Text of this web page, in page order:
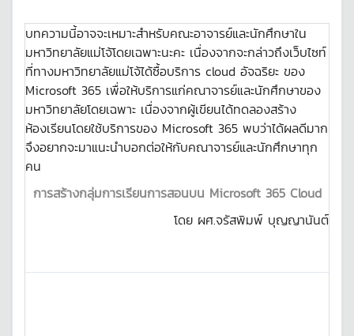
บทความนี้อาจจะเหมาะสำหรับคณะอาจารย์และนักศึกษาใน
มหาวิทยาลัยแม่โจ้โดยเฉพาะนะคะ เนื่องจากจะกล่าวถึงเว็บไซท์
ที่ทางมหาวิทยาลัยแม่โจ้ได้ซื้อบริการ cloud อัจฉริยะ ของ
Microsoft 365 เพื่อให้บริการแก่คณาจารย์และนักศึกษาของ
มหาวิทยาลัยโดยเฉพาะ เนื่องจากผู้เขียนได้ทดลองสร้าง
ห้องเรียนโดยใช้บริการของ Microsoft 365 พบว่าได้ผลดีมาก
จึงอยากจะมาแนะนำบอกต่อให้กับคณาจารย์และนักศึกษาทุก
คน
การสร้างกลุ่มการเรียนการสอนบน Microsoft 365 Cloud
โดย ผศ.จรัสพิมพ์ บุญญานันต์